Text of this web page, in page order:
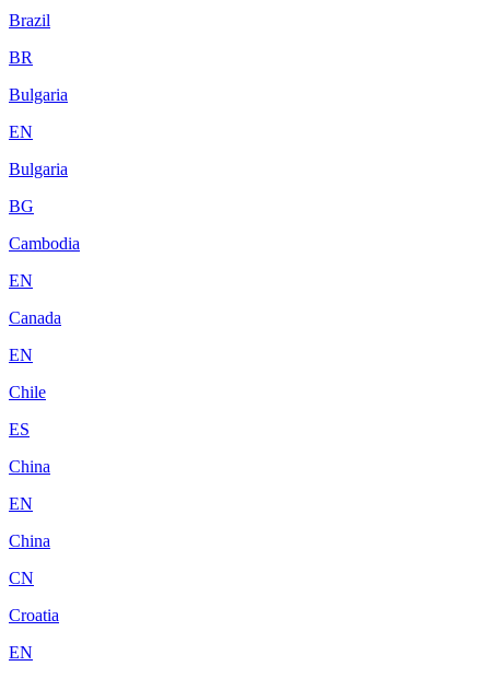
Brazil
BR
Bulgaria
EN
Bulgaria
BG
Cambodia
EN
Canada
EN
Chile
ES
China
EN
China
CN
Croatia
EN